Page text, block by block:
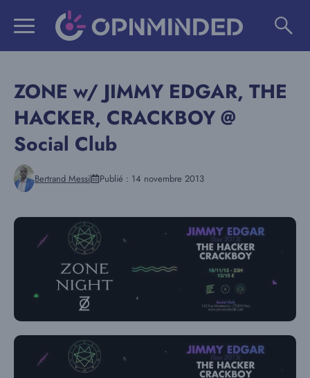
ZONE w/ JIMMY EDGAR, THE
HACKER, CRACKBOY @
Social Club
Bertrand Messi Publié : 14 novembre 2013